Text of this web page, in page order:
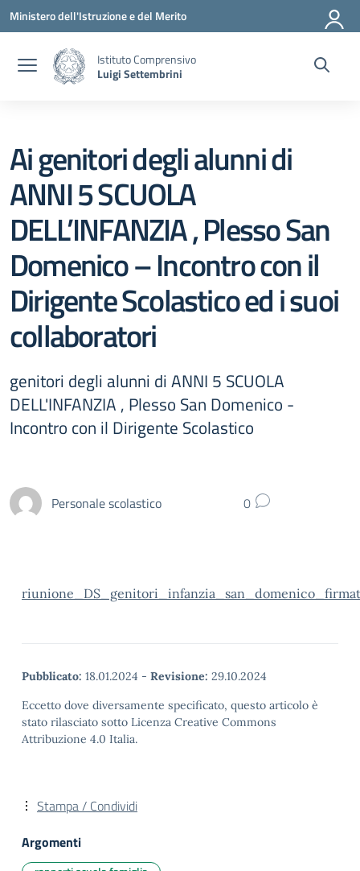
Vai ai contenuti
Vai al menu di navigazione
Vai al footer
Ministero dell'Istruzione e del Merito
Istituto Comprensivo
Luigi Settembrini
Ai genitori degli alunni di
ANNI 5 SCUOLA
DELL’INFANZIA , Plesso San
Domenico – Incontro con il
Dirigente Scolastico ed i suoi
collaboratori
genitori degli alunni di ANNI 5 SCUOLA
DELL'INFANZIA , Plesso San Domenico -
Incontro con il Dirigente Scolastico
Personale scolastico 0
Pubblicato: 18.01.2024 - Revisione: 29.10.2024
Eccetto dove diversamente specificato, questo articolo è
stato rilasciato sotto Licenza Creative Commons
Attribuzione 4.0 Italia.
Stampa / Condividi
Argomenti